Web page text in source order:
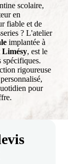
scolaire,
en
fiable et de
? L'atelier
implantée à
Limésy, est le
spécifiques.
rigoureuse
pour